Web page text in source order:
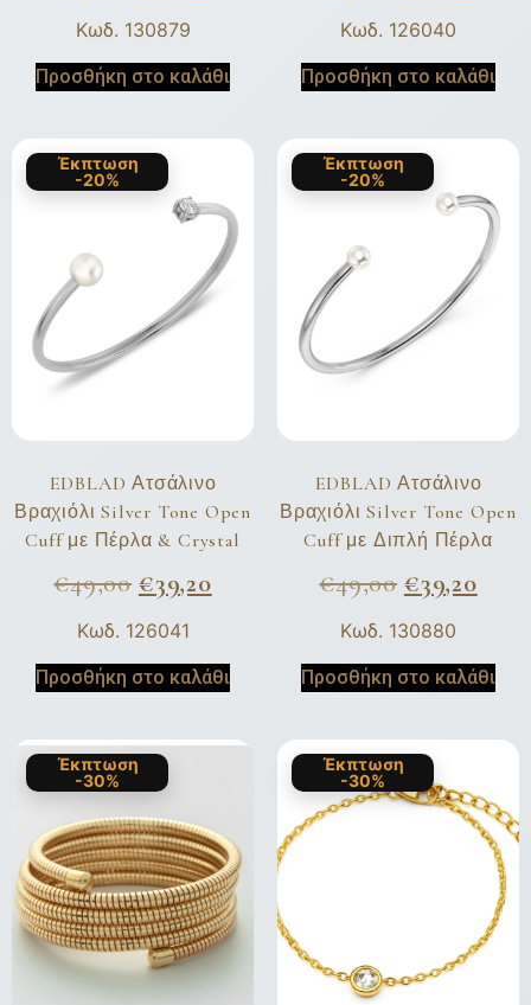
Κωδ. 130879
Προσθήκη στο καλάθι
Κωδ. 126040
Προσθήκη στο καλάθι
Έκπτωση
-20%
EDBLAD Ατσάλινο
Βραχιόλι Silver Tone Open
Cuff με Πέρλα & Crystal
€49,00 €39,20
Κωδ. 126041
Προσθήκη στο καλάθι
Έκπτωση
-20%
EDBLAD Ατσάλινο
Βραχιόλι Silver Tone Open
Cuff με Διπλή Πέρλα
€49,00 €39,20
Κωδ. 130880
Προσθήκη στο καλάθι
Έκπτωση
-30%
Έκπτωση
-30%